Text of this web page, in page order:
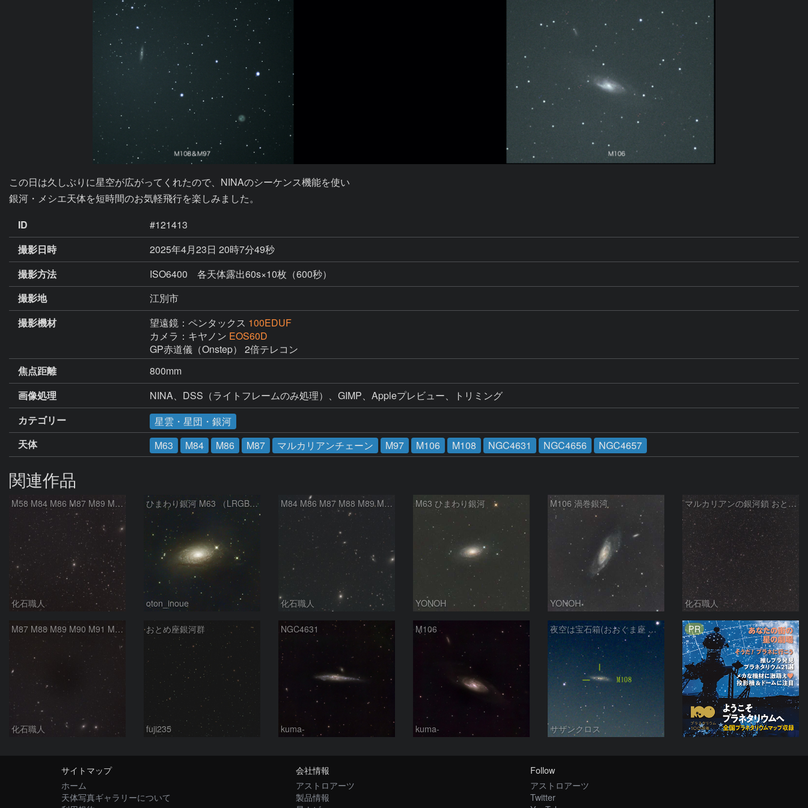
この日は久しぶりに星空が広がってくれたので、NINAのシーケンス機能を使い
銀河・メシエ天体を短時間のお気軽飛行を楽しみました。
ID
#121413
撮影日時
2025年4月23日 20時7分49秒
撮影方法
ISO6400 各天体露出60s×10枚（600秒）
撮影地
江別市
撮影機材
望遠鏡：ペンタックス 100EDUF
カメラ：キヤノン EOS60D
GP赤道儀（Onstep） 2倍テレコン
焦点距離
800mm
画像処理
カテゴリー
星雲・星団・銀河
天体
M63 M84 M86 M87 マルカリアンチェーン M97 M106 M108 NGC4631 NGC4656 NGC4657
関連作品
M58 M84 M86 M87 M89 M90 マルカリアンの銀河鎖 おとめ座 かみのけ座
化石職人
ひまわり銀河 M63 （LRGB合成）
oton_inoue
M84 M86 M87 M88 M89 M90 M91 マルカリアンの銀河鎖 おとめ座 かみのけ座
化石職人
M63 ひまわり銀河
YONOH
M106 渦巻銀河
YONOH
マルカリアンの銀河鎖 おとめ座・ かみのけ座の銀河
化石職人
M87 M88 M89 M90 M91 M100 マルカリアンの銀河鎖 おとめ座 かみのけ座
化石職人
おとめ座銀河群
fuji235
NGC4631
kuma-
M106
kuma-
夜空は宝石箱(おおぐま座 M108) Seestar50
サザンクロス
PR
サイトマップ
ホーム
天体写真ギャラリーについて
会社情報
アストロアーツ
製品情報
Follow
アストロアーツ
Twitter